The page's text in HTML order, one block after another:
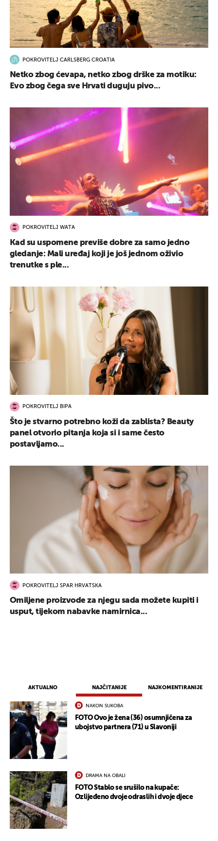
AKTUALNO NAJČITANIJE NAJKOMENTIRANIJE
NAKON SUKOBA
FOTO Ovo je žena (36) osumnjičena za
ubojstvo partnera (71) u Slavoniji
DRAMA NA OBALI
FOTO Stablo se srušilo na kupače:
Ozlijeđeno dvoje odraslih i dvoje djece
POKROVITELJ CARLSBERG CROATIA
Netko zbog ćevapa, netko zbog drške za motiku:
Evo zbog čega sve Hrvati duguju pivo...
POKROVITELJ WATA
Kad su uspomene previše dobre za samo jedno
gledanje: Mali uređaj koji je još jednom oživio
trenutke s ple...
POKROVITELJ BIPA
Što je stvarno potrebno koži da zablista? Beauty
panel otvorio pitanja koja si i same često
postavljamo...
POKROVITELJ SPAR HRVATSKA
Omiljene proizvode za njegu sada možete kupiti i
usput, tijekom nabavke namirnica...